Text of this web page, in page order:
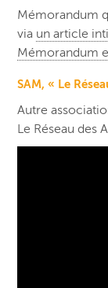
Mémorandum
via un article
Mémorandum
SAM, « Le
Autre
Le Réseau des